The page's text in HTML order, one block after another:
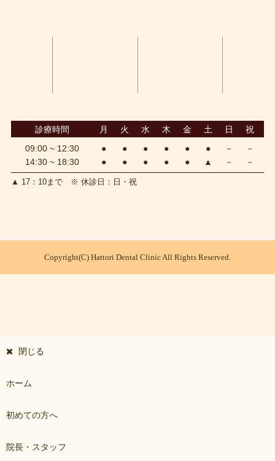
診療時間 月 火 水 木 金 土 日
祝
09:00 ~ 12:30
● ● ● ● ● ● －
－
14:30 ~ 18:30
● ● ● ● ● ▲ － －
▲ 17：10まで ※ 休診日：日・祝
Copyright(C) Hattori Dental Clinic All Rights Reserved.
閉じる
ホーム
初めての方へ
院長・スタッフ